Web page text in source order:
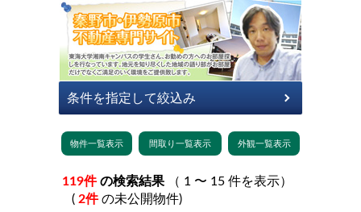
119件 の検索結果
( 2件 の未公開物件)